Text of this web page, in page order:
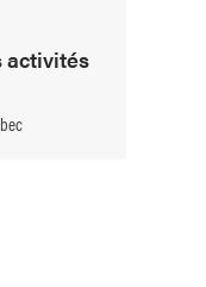
activités